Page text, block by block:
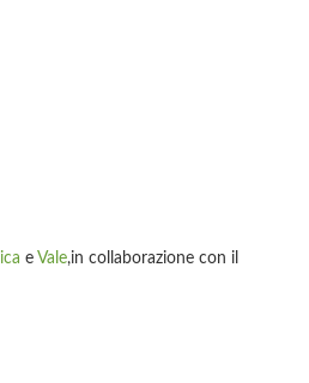
e Vale,in collaborazione con il